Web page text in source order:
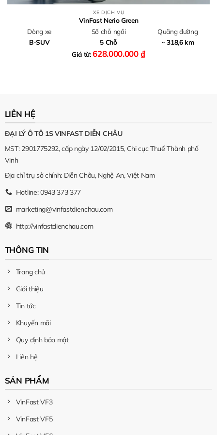
XE DỊCH VỤ
VinFast Nerio Green
Dòng xe
B-SUV
Số chỗ ngồi
5 Chỗ
Quãng đường
~ 318,6 km
Giá từ:628.000.000₫
LIÊN HỆ
ĐẠI LÝ Ô TÔ 1S VINFAST DIỄN CHÂU
MST: 2901775292, cấp ngày 12/02/2015, Chi cục Thuế Thành phố
Vinh
Địa chỉ trụ sở chính: Diễn Châu, Nghệ An, Việt Nam
Hotline: 0943 373 377
marketing@vinfastdienchau.com
http://vinfastdienchau.com
THÔNG TIN
Trang chủ
Giới thiệu
Tin tức
Khuyến mãi
Quy định bảo mật
Liên hệ
SẢN PHẨM
VinFast VF3
VinFast VF5